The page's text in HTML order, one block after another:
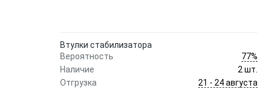
Втулки стабилизатора
Вероятность
77%
Наличие
2 шт.
Отгрузка
21 - 24 августа